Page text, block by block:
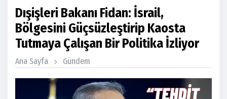
Dışişleri Bakanı Fidan: İsrail,
Bölgesini Güçsüzleştirip Kaosta
Tutmaya Çalışan Bir Politika İzliyor
Ana Sayfa Gündem